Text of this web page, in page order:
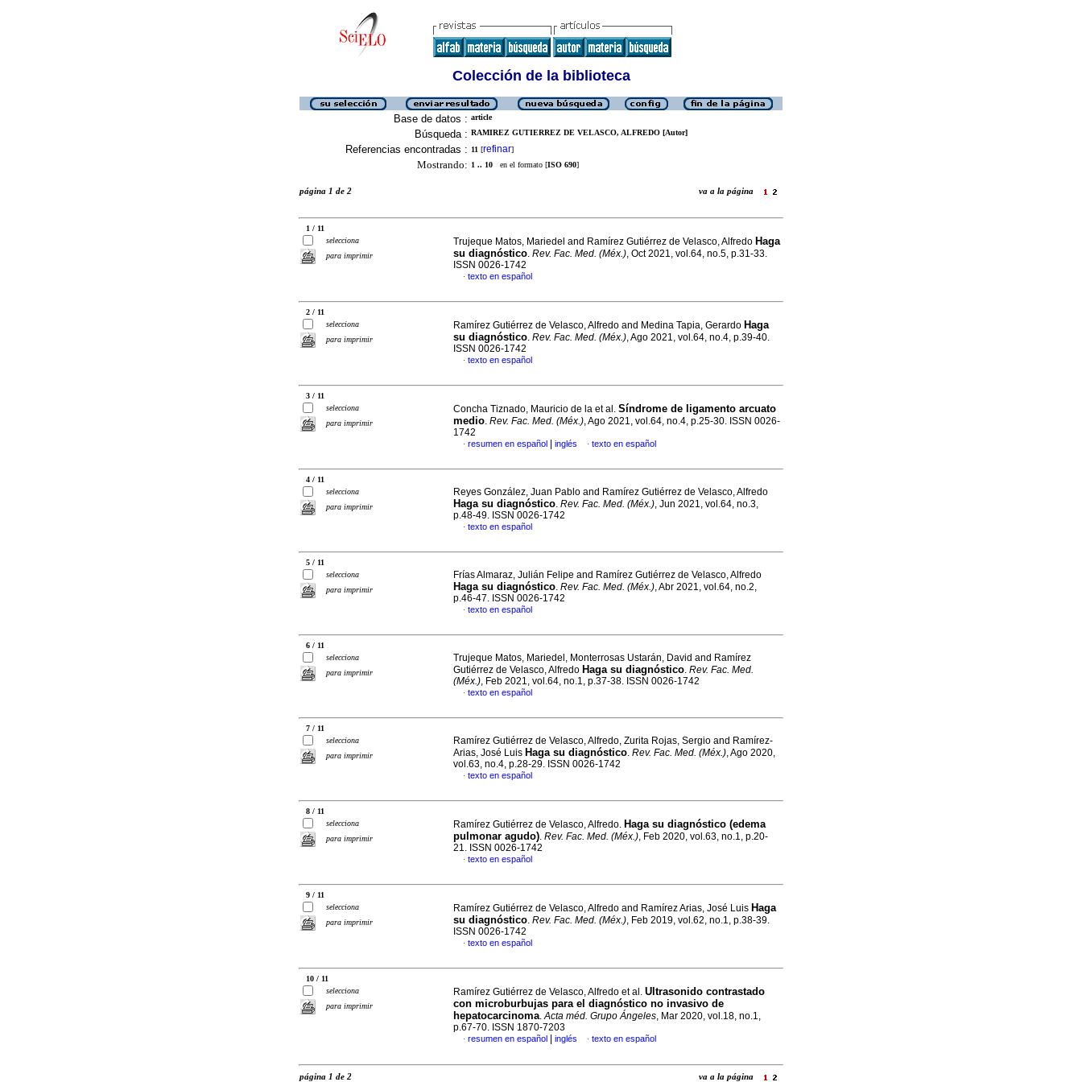
Colección de la biblioteca
Base de datos : article
Búsqueda : RAMIREZ GUTIERREZ DE VELASCO, ALFREDO [Autor]
Referencias encontradas : 11 [refinar]
Mostrando: 1 .. 10 en el formato [ISO 690]
página 1 de 2 va a la página
1 / 11
selecciona
para imprimir
Trujeque Matos, Mariedel and Ramírez Gutiérrez de Velasco, Alfredo Haga
su diagnóstico. Rev. Fac. Med. (Méx.), Oct 2021, vol.64, no.5, p.31-33.
ISSN 0026-1742
· texto en español
2 / 11
selecciona
para imprimir
Ramírez Gutiérrez de Velasco, Alfredo and Medina Tapia, Gerardo Haga
su diagnóstico. Rev. Fac. Med. (Méx.), Ago 2021, vol.64, no.4, p.39-40.
ISSN 0026-1742
· texto en español
3 / 11
selecciona
para imprimir
Concha Tiznado, Mauricio de la et al. Síndrome de ligamento arcuato
medio. Rev. Fac. Med. (Méx.), Ago 2021, vol.64, no.4, p.25-30. ISSN 0026-
1742
· resumen en español inglés · texto en español
4 / 11
selecciona
para imprimir
Reyes González, Juan Pablo and Ramírez Gutiérrez de Velasco, Alfredo
Haga su diagnóstico. Rev. Fac. Med. (Méx.), Jun 2021, vol.64, no.3,
p.48-49. ISSN 0026-1742
· texto en español
5 / 11
selecciona
para imprimir
Frías Almaraz, Julián Felipe and Ramírez Gutiérrez de Velasco, Alfredo
Haga su diagnóstico. Rev. Fac. Med. (Méx.), Abr 2021, vol.64, no.2,
p.46-47. ISSN 0026-1742
· texto en español
6 / 11
selecciona
para imprimir
Trujeque Matos, Mariedel, Monterrosas Ustarán, David and Ramírez
Gutiérrez de Velasco, Alfredo Haga su diagnóstico. Rev. Fac. Med.
(Méx.), Feb 2021, vol.64, no.1, p.37-38. ISSN 0026-1742
· texto en español
7 / 11
selecciona
para imprimir
Ramírez Gutiérrez de Velasco, Alfredo, Zurita Rojas, Sergio and Ramírez-
Arias, José Luis Haga su diagnóstico. Rev. Fac. Med. (Méx.), Ago 2020,
vol.63, no.4, p.28-29. ISSN 0026-1742
· texto en español
8 / 11
selecciona
para imprimir
Ramírez Gutiérrez de Velasco, Alfredo. Haga su diagnóstico (edema
pulmonar agudo). Rev. Fac. Med. (Méx.), Feb 2020, vol.63, no.1, p.20-
21. ISSN 0026-1742
· texto en español
9 / 11
selecciona
para imprimir
Ramírez Gutiérrez de Velasco, Alfredo and Ramírez Arias, José Luis Haga
su diagnóstico. Rev. Fac. Med. (Méx.), Feb 2019, vol.62, no.1, p.38-39.
ISSN 0026-1742
· texto en español
10 / 11
selecciona
para imprimir
Ramírez Gutiérrez de Velasco, Alfredo et al. Ultrasonido contrastado
con microburbujas para el diagnóstico no invasivo de
hepatocarcinoma.Acta méd. Grupo Ángeles, Mar 2020, vol.18, no.1,
p.67-70. ISSN 1870-7203
· resumen en español inglés · texto en español
página 1 de 2 va a la página